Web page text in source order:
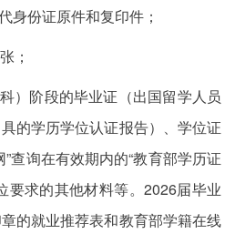
身份证原件和复印件；
；
）阶段的毕业证（出国留学人员
的学历学位认证报告）、学位证
查询在有效期内的“教育部学历证
要求的其他材料等。2026届毕业
的就业推荐表和教育部学籍在线